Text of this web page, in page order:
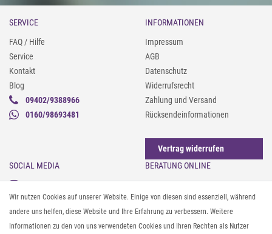
SERVICE
FAQ / Hilfe
Service
Kontakt
Blog
09402/9388966
0160/98693481
INFORMATIONEN
Impressum
AGB
Datenschutz
Widerrufsrecht
Zahlung und Versand
Rücksendeinformationen
Vertrag widerrufen
SOCIAL MEDIA
Instagram
Facebook
Pinterest
Twitter
BERATUNG ONLINE
Gürtel messen & kürzen
Sonnenbrillen & UV-Schutz
Textilpflege
Textil- und Material-Guide
Wir nutzen Cookies auf unserer Website. Einige von diesen sind essenziell, während
andere uns helfen, diese Website und Ihre Erfahrung zu verbessern. Weitere
Informationen zu den von uns verwendeten Cookies und Ihren Rechten als Nutzer